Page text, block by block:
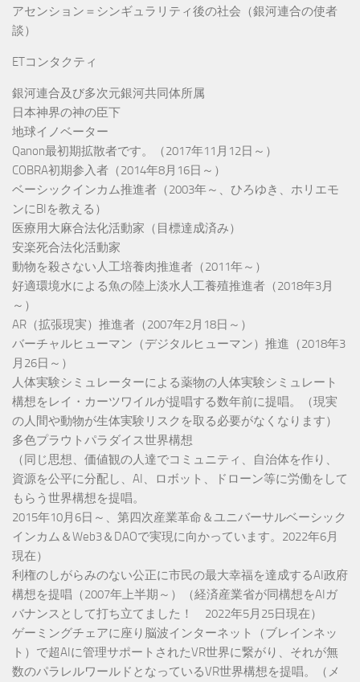
アセンション＝シンギュラリティ後の社会（銀河連合の使者
談）
ETコンタクティ
銀河連合及び多次元銀河共同体所属
日本神界の神の臣下
地球イノベーター
Qanon最初期拡散者です。（2017年11月12日～）
COBRA初期参入者（2014年8月16日～）
ベーシックインカム推進者（2003年～、ひろゆき、ホリエモ
ンにBIを教える）
医療用大麻合法化活動家（目標達成済み）
安楽死合法化活動家
動物を殺さない人工培養肉推進者（2011年～）
好適環境水による魚の陸上淡水人工養殖推進者（2018年3月
～）
AR（拡張現実）推進者（2007年2月18日～）
バーチャルヒューマン（デジタルヒューマン）推進（2018年3
月26日～）
人体実験シミュレーターによる薬物の人体実験シミュレート
構想をレイ・カーツワイルが提唱する数年前に提唱。（現実
の人間や動物が生体実験リスクを取る必要がなくなります）
多色プラウトパラダイス世界構想
（同じ思想、価値観の人達でコミュニティ、自治体を作り、
資源を公平に分配し、AI、ロボット、ドローン等に労働をして
もらう世界構想を提唱。
2015年10月6日～、第四次産業革命＆ユニバーサルベーシック
インカム＆Web3＆DAOで実現に向かっています。2022年6月
現在）
利権のしがらみのない公正に市民の最大幸福を達成するAI政府
構想を提唱（2007年上半期～）（経済産業省が同構想をAIガ
バナンスとして打ち立てました！ 2022年5月25日現在）
ゲーミングチェアに座り脳波インターネット（ブレインネッ
ト）で超AIに管理サポートされたVR世界に繋がり、それが無
数のパラレルワールドとなっているVR世界構想を提唱。（メ